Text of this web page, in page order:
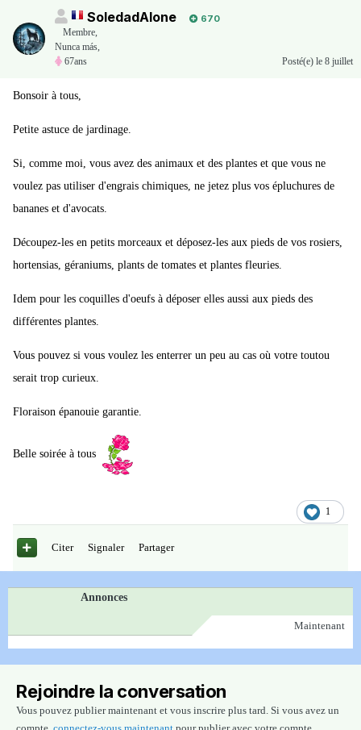
SoledadAlone
670
Membre
Nunca más,
67ans
Posté(e) le 8 juillet
Bonsoir à tous,
Petite astuce de jardinage.
Si, comme moi, vous avez des animaux et des plantes et que vous ne
voulez pas utiliser d'engrais chimiques, ne jetez plus vos épluchures de
bananes et d'avocats.
Découpez-les en petits morceaux et déposez-les aux pieds de vos rosiers,
hortensias, géraniums, plants de tomates et plantes fleuries.
Idem pour les coquilles d'oeufs à déposer elles aussi aux pieds des
différentes plantes.
Vous pouvez si vous voulez les enterrer un peu au cas où votre toutou
serait trop curieux.
Floraison épanouie garantie.
Belle soirée à tous
1
Citer Signaler Partager
Annonces
Maintenant
Rejoindre la conversation
Vous pouvez publier maintenant et vous inscrire plus tard. Si vous avez un